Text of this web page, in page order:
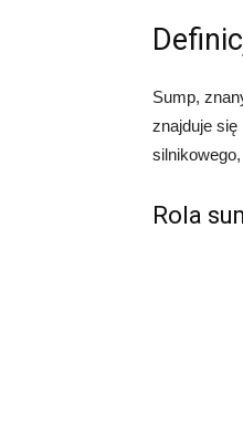
Sump,
znajduje się
Rola